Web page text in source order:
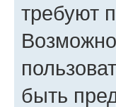
требуют
быть